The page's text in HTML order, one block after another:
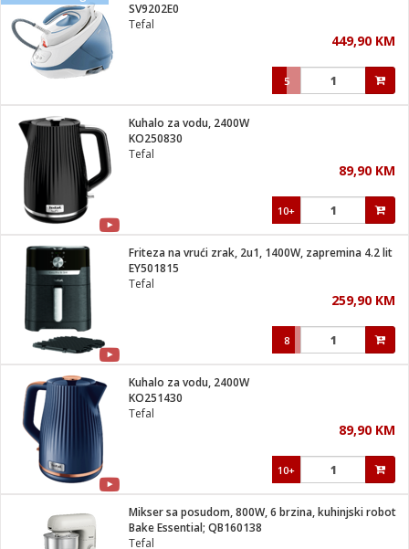
Vitrine
Sušilica
/ Zdravlje
za kosu
brijanje
tuš
SV9202E0
Tefal
449,90 KM
5
Kuhalo za vodu, 2400W
KO250830
Tefal
89,90 KM
10+
Friteza na vrući zrak, 2u1, 1400W, zapremina 4.2 lit
EY501815
Tefal
259,90 KM
8
Kuhalo za vodu, 2400W
KO251430
Tefal
89,90 KM
10+
Mikser sa posudom, 800W, 6 brzina, kuhinjski robot
Bake Essential; QB160138
Tefal